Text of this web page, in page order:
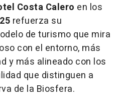
Costa Calero en los
refuerza su
de turismo que mira
con el entorno, más
y más alineado con los
que distinguen a
de la Biosfera.